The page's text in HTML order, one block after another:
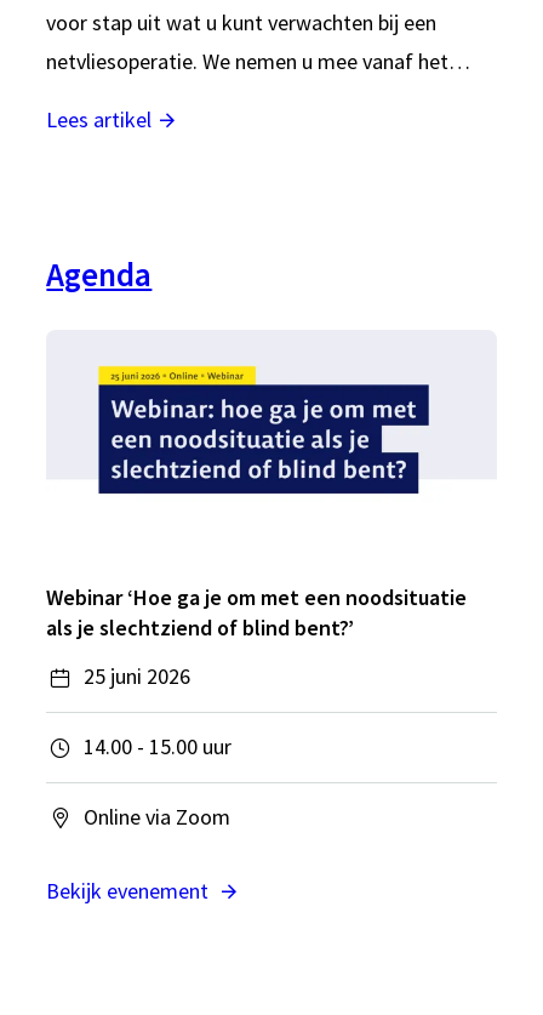
voor stap uit wat u kunt verwachten bij een
netvliesoperatie. We nemen u mee vanaf het…
Lees artikel
Agenda
Webinar ‘Hoe ga je om met een noodsituatie
als je slechtziend of blind bent?’
25 juni 2026
14.00 - 15.00 uur
Online via Zoom
Bekijk evenement